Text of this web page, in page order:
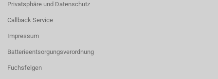
Privatsphäre und Datenschutz
Callback Service
Impressum
Batterieentsorgungsverordnung
Fuchsfelgen